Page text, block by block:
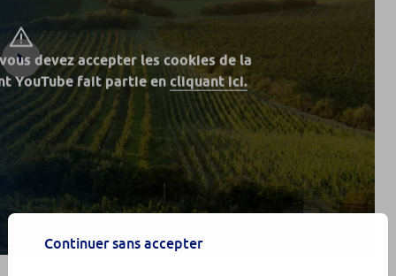
devez accepter les cookies de la
YouTube fait partie en cliquant ici.
Continuer sans accepter